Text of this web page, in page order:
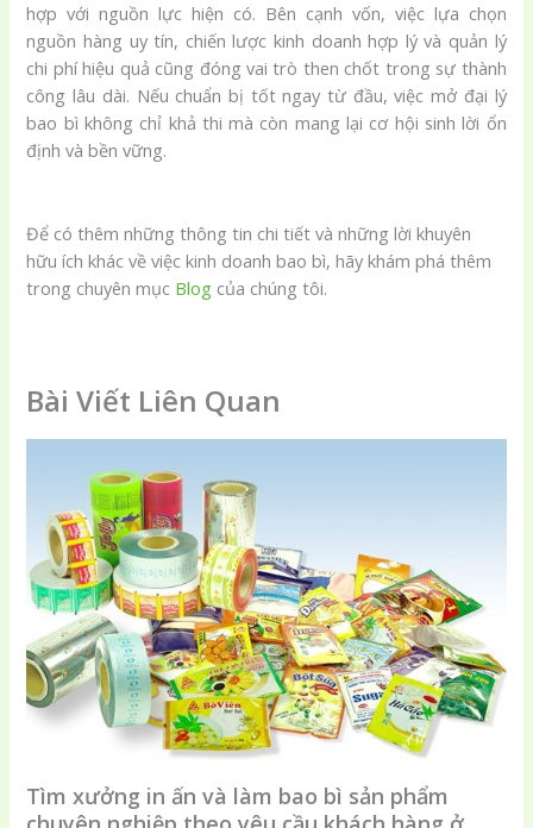
hợp với nguồn lực hiện có. Bên cạnh vốn, việc lựa chọn
nguồn hàng uy tín, chiến lược kinh doanh hợp lý và quản lý
chi phí hiệu quả cũng đóng vai trò then chốt trong sự thành
công lâu dài. Nếu chuẩn bị tốt ngay từ đầu, việc mở đại lý
bao bì không chỉ khả thi mà còn mang lại cơ hội sinh lời ổn
định và bền vững.
Để có thêm những thông tin chi tiết và những lời khuyên
hữu ích khác về việc kinh doanh bao bì, hãy khám phá thêm
trong chuyên mục Blog của chúng tôi.
Bài Viết Liên Quan
Tìm xưởng in ấn và làm bao bì sản phẩm